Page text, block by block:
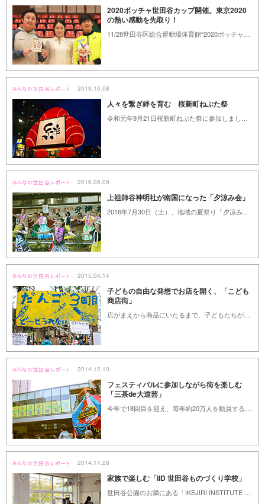
2020ボッチャ世田谷カップ開催。東京2020
の熱い感動を先取り！
2019.10.08
人々を繋ぎ絆を育む 桜新町ねぶた祭
2016.08.09
上祖師谷神明社が南国になった「夕涼み会」
2015.04.14
子どもの自由な発想でお店を開く、「こども
商店街」
2014.12.10
フェスティバルに参加しながら街を楽しむ
「三茶de大道芸」
2014.11.28
家族で楽しむ「IID 世田谷ものづくり学校」